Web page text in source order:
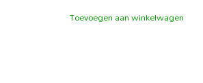
Toevoegen aan winkelwagen